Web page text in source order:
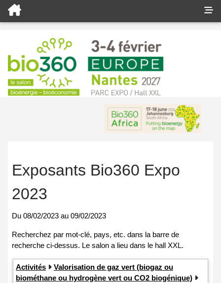
Exposants Bio360 Expo
2023
Du 08/02/2023 au 09/02/2023
Activités
Valorisation de gaz vert (biogaz ou
biométhane ou hydrogène vert ou CO2 biogénique)